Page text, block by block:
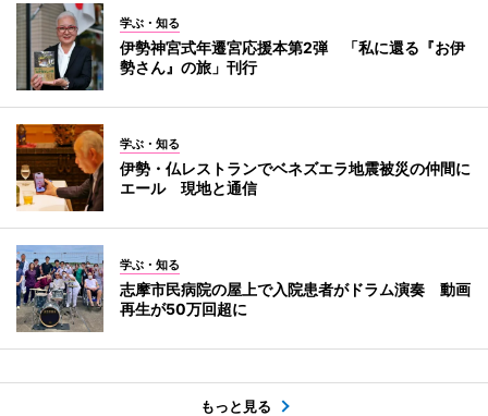
学ぶ・知る
伊勢神宮式年遷宮応援本第2弾 「私に還る『お伊
勢さん』の旅」刊行
学ぶ・知る
伊勢・仏レストランでベネズエラ地震被災の仲間に
エール 現地と通信
学ぶ・知る
志摩市民病院の屋上で入院患者がドラム演奏 動画
再生が50万回超に
もっと見る